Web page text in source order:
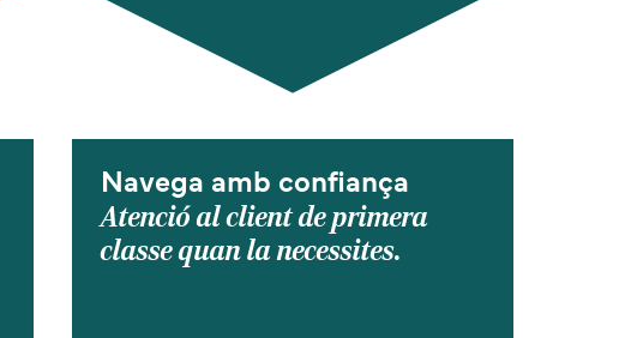
Navega amb confiança
Atenció al client de primera
classe quan la necessites.